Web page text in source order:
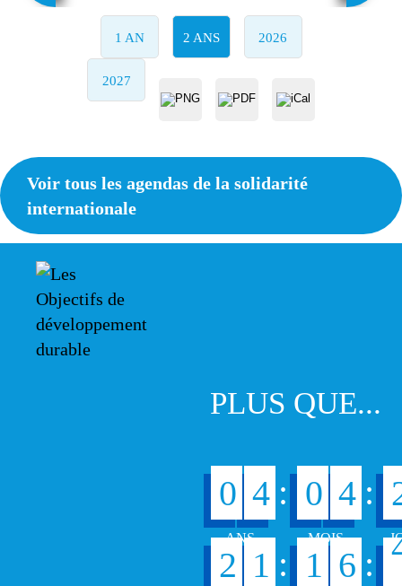
1 AN 2 ANS 2026
2027
Voir tous les agendas de la solidarité
internationale
PLUS QUE...
0 4 : 0 4 :
2 1 : 1 6 :